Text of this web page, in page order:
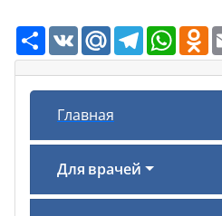
Ресурс
VK Mail.RuTelegram
Главная
Для врачей